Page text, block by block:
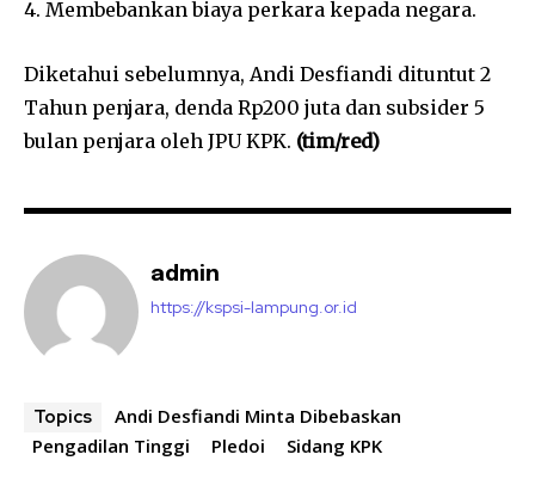
4. Membebankan biaya perkara kepada negara.
Diketahui sebelumnya, Andi Desfiandi dituntut 2
Tahun penjara, denda Rp200 juta dan subsider 5
bulan penjara oleh JPU KPK. (tim/red)
admin
https://kspsi-lampung.or.id
Topics
Andi Desfiandi Minta Dibebaskan
Pengadilan Tinggi
Pledoi Sidang KPK